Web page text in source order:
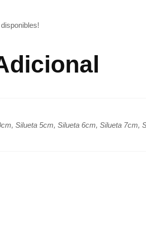
Silueta 5cm, Silueta 6cm, Silueta 7cm,